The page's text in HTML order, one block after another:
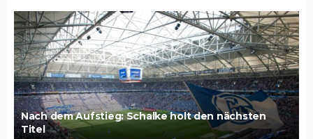
Nach dem Aufstieg: Schalke holt den nächsten
Titel